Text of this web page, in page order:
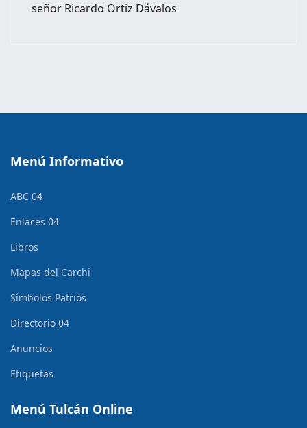
señor Ricardo Ortiz Dávalos
Menú Informativo
ABC 04
Enlaces 04
Libros
Mapas del Carchi
Símbolos Patrios
Directorio 04
Anuncios
Etiquetas
Menú Tulcán Online